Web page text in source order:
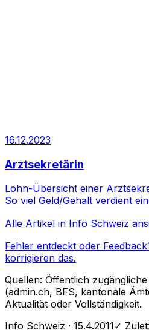
16.12.2023
Arztsekretärin
Lohn-Übersicht einer
So viel Geld/Gehalt verdient
Alle Artikel in Info Schweiz
Fehler entdeckt oder
korrigieren das.
Quellen: Öffentlich
(admin.ch, BFS, kantonale
Aktualität oder Vollständigkeit.
Info Schweiz · 15.4.2011✓